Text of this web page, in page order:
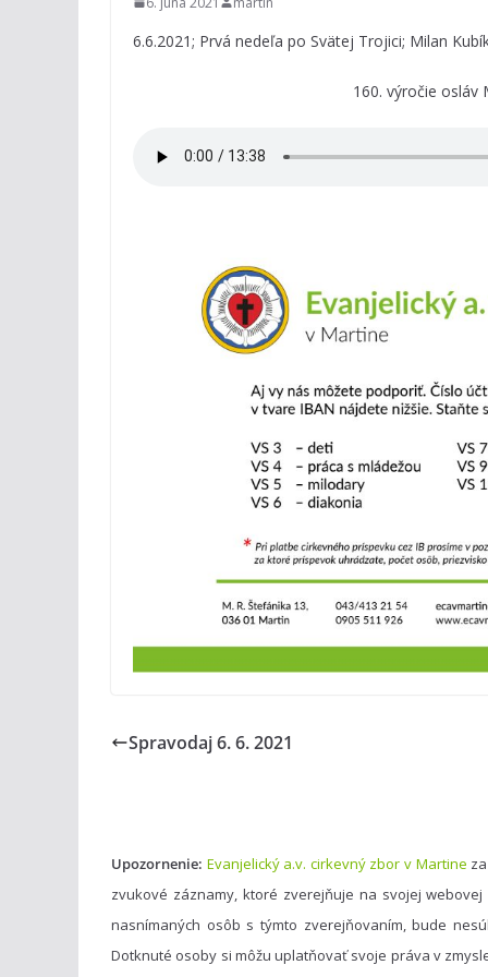
6.6.2021; Prvá nedeľa po Svätej Trojici; Milan
160. výročie osláv
Spravodaj 6. 6. 2021
Upozornenie: Evanjelický a.v. cirkevný zbor v Martine
zvukové záznamy, ktoré zverejňuje na svojej
nasnímaných osôb s týmto zverejňovaním, bude
Dotknuté osoby si môžu uplatňovať svoje práva v